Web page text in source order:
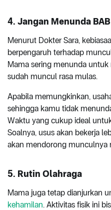
4. Jangan Menunda BAB
Menurut Dokter Sara,
berpengaruh terhadap
Mama sering menunda
sudah muncul rasa mulas.
Apabila memungkinkan,
sehingga kamu tidak
Waktu yang cukup ideal
Soalnya, usus akan bekerja
akan mendorong munculnya
5. Rutin Olahraga
Mama juga tetap dianjurkan
kehamilan. Aktivitas fisik ini